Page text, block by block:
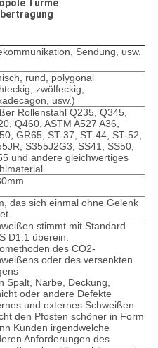
Türme
Sendung, usw.
rund, polygonal
zwölfeckig,
usw.)
Rollenstahl Q235, Q345,
Q460, ASTM A527 A36,
GR65, ST-37, ST-44, ST-52,
S355J2G3, SS41, SS50,
und andere gleichwertiges
das sich einmal ohne Gelenk
stimmt mit Standard
D1.1 überein.
des CO2-
oder des versenkten
Spalt, Narbe, Deckung,
oder andere Defekte
und externes Schweißen
den Pfosten schöner in Form
Kunden irgendwelche
Anforderungen des